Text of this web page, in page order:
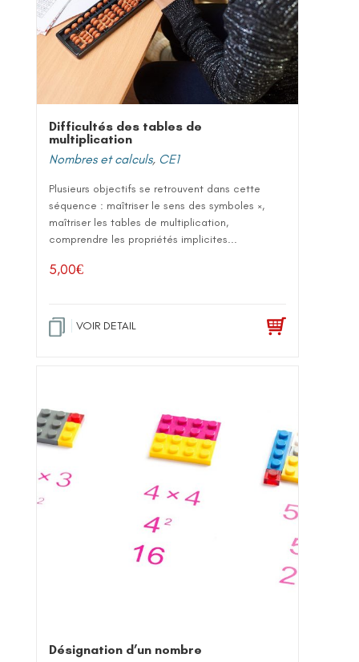
Difficultés des tables de
multiplication
Nombres et calculs, CE1
Plusieurs objectifs se retrouvent dans cette
séquence : maîtriser le sens des symboles ×,
maîtriser les tables de multiplication,
comprendre les propriétés implicites...
5,00€
VOIR DETAIL
Désignation d’un nombre